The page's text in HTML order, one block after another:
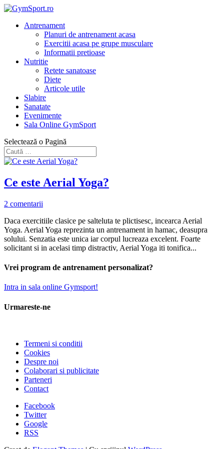
Antrenament
Planuri de antrenament acasa
Exercitii acasa pe grupe musculare
Informatii pretioase
Nutritie
Retete sanatoase
Diete
Articole utile
Slabire
Sanatate
Evenimente
Sala Online GymSport
Selectează o Pagină
Ce este Aerial Yoga?
2 comentarii
Daca exercitiile clasice pe salteluta te plictisesc, incearca Aerial
Yoga. Aerial Yoga reprezinta un antrenament in hamac, deasupra
solului. Senzatia este unica iar corpul lucreaza excelent. Foarte
solicitant si in acelasi timp distractiv, Aerial Yoga iti tonifica...
Vrei program de antrenament personalizat?
Intra in sala online Gymsport!
Urmareste-ne
Termeni si conditii
Cookies
Despre noi
Colaborari si publicitate
Parteneri
Contact
Facebook
Twitter
Google
RSS